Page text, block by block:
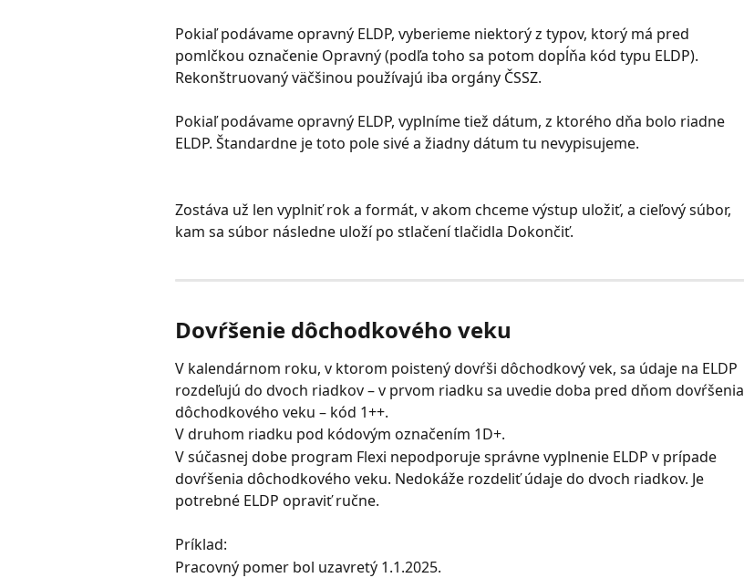
Pokiaľ podávame opravný ELDP, vyberieme niektorý z typov, ktorý má pred
pomlčkou označenie Opravný (podľa toho sa potom dopĺňa kód typu ELDP).
Rekonštruovaný väčšinou používajú iba orgány ČSSZ.
Pokiaľ podávame opravný ELDP, vyplníme tiež dátum, z ktorého dňa bolo riadne
ELDP. Štandardne je toto pole sivé a žiadny dátum tu nevypisujeme.
Zostáva už len vyplniť rok a formát, v akom chceme výstup uložiť, a cieľový súbor,
kam sa súbor následne uloží po stlačení tlačidla Dokončiť.
Dovŕšenie dôchodkového veku
V kalendárnom roku, v ktorom poistený dovŕši dôchodkový vek, sa údaje na ELDP
rozdeľujú do dvoch riadkov – v prvom riadku sa uvedie doba pred dňom dovŕšenia
dôchodkového veku – kód 1++.
V druhom riadku pod kódovým označením 1D+.
V súčasnej dobe program Flexi nepodporuje správne vyplnenie ELDP v prípade
dovŕšenia dôchodkového veku. Nedokáže rozdeliť údaje do dvoch riadkov. Je
potrebné ELDP opraviť ručne.
Príklad:
Pracovný pomer bol uzavretý 1.1.2025.